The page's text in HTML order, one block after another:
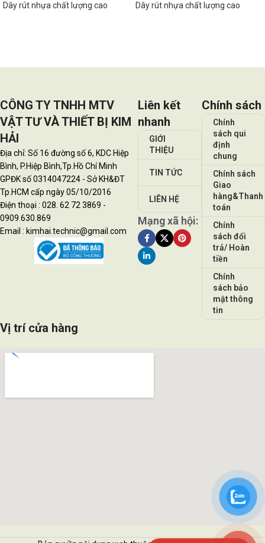
Dây rút nhựa chất lượng cao
Dây rút nhựa chất lượng cao
CÔNG TY TNHH MTV
VẬT TƯ VÀ THIẾT BỊ KIM
HẢI
Địa chỉ: Số 16 đường số 6, KDC Hiệp
Bình, P.Hiệp Bình,Tp.Hồ Chí Minh
GPĐK số 0314047224 - Sở KH&ĐT
Tp.HCM cấp ngày 05/10/2016
Điện thoại : 028. 62 72 3869 -
0909.630.869
Email : kimhai.technic@gmail.com
Liên kết
nhanh
GIỚI
THIỆU
TIN TỨC
LIÊN HỆ
Mạng xã hội:
Chính sách
Chính
sách qui
định
chung
Chính sách
Giao
hàng&Thanh
toán
Chính
sách đổi
trả/ Hoàn
tiền
Chính
sách bảo
mật thông
tin
Vị trí cửa hàng